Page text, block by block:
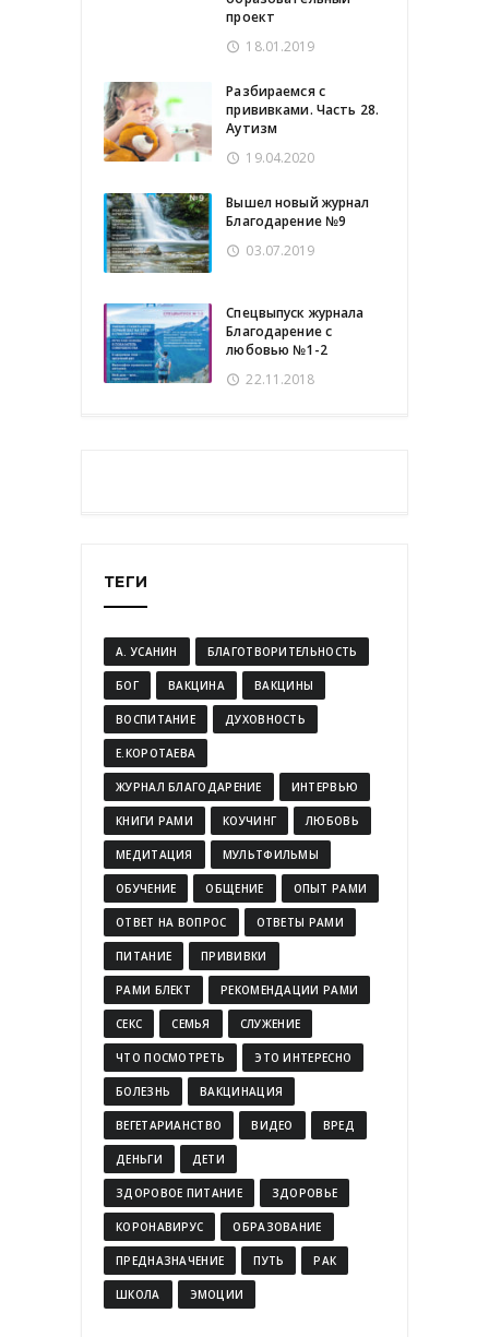
проект
18.01.2019
Разбираемся с
прививками. Часть 28.
Аутизм
19.04.2020
Вышел новый журнал
Благодарение №9
03.07.2019
Спецвыпуск журнала
Благодарение с
любовью №1-2
22.11.2018
ТЕГИ
А. УСАНИН БЛАГОТВОРИТЕЛЬНОСТЬ
БОГ ВАКЦИНА ВАКЦИНЫ
ВОСПИТАНИЕ ДУХОВНОСТЬ
Е.КОРОТАЕВА
ЖУРНАЛ БЛАГОДАРЕНИЕ ИНТЕРВЬЮ
КНИГИ РАМИ КОУЧИНГ ЛЮБОВЬ
МЕДИТАЦИЯ МУЛЬТФИЛЬМЫ
ОБУЧЕНИЕ ОБЩЕНИЕ ОПЫТ РАМИ
ОТВЕТ НА ВОПРОС ОТВЕТЫ РАМИ
ПИТАНИЕ ПРИВИВКИ
РАМИ БЛЕКТ РЕКОМЕНДАЦИИ РАМИ
СЕКС СЕМЬЯ СЛУЖЕНИЕ
ЧТО ПОСМОТРЕТЬ ЭТО ИНТЕРЕСНО
БОЛЕЗНЬ ВАКЦИНАЦИЯ
ВЕГЕТАРИАНСТВО ВИДЕО ВРЕД
ДЕНЬГИ ДЕТИ
ЗДОРОВОЕ ПИТАНИЕ ЗДОРОВЬЕ
КОРОНАВИРУС ОБРАЗОВАНИЕ
ПРЕДНАЗНАЧЕНИЕ ПУТЬ РАК
ШКОЛА ЭМОЦИИ